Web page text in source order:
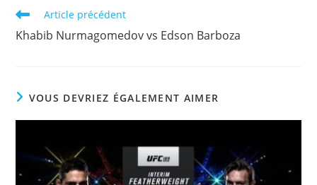
Read
articles
Article précédent
Khabib Nurmagomedov vs Edson Barboza
VOUS DEVRIEZ ÉGALEMENT AIMER